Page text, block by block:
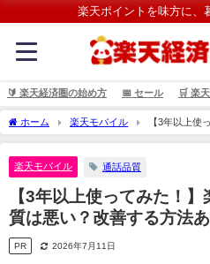
楽天ポイントを味方に、
🔰 楽天経済圏の始め方 📅 セール 🛒 楽
ホーム 楽天モバイル
【3年以上使
悪い？改善する方法あり
楽天モバイル 通話品質
【3年以上使ってみた！
質は悪い？改善する方法あ
PR 2026年7月11日